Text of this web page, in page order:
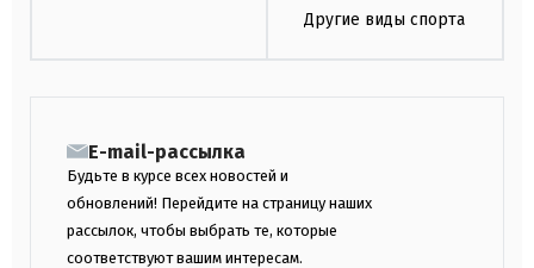
Другие виды спорта
E-mail-рассылка
Будьте в курсе всех новостей и
обновлений! Перейдите на страницу наших
рассылок, чтобы выбрать те, которые
соответствуют вашим интересам.